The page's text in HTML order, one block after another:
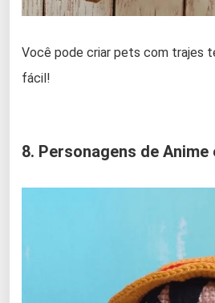
Você pode criar pets com trajes
fácil!
8. Personagens de Anime